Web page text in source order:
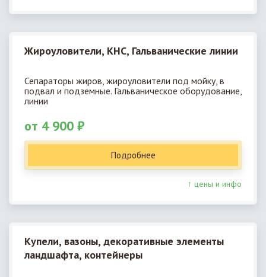
Жироуловители, КНС, Гальванические линии
Сепараторы жиров, жироуловители под мойку, в
подвал и подземные. Гальваническое оборудование,
линии
от 4 900 ₽
Подробнее
↑ цены и инфо
Купели, вазоны, декоративные элементы
ландшафта, контейнеры